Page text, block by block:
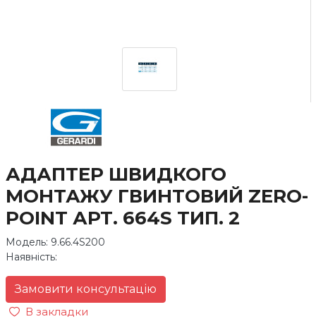
АДАПТЕР ШВИДКОГО
МОНТАЖУ ГВИНТОВИЙ ZERO-
POINT АРТ. 664S ТИП. 2
Модель: 9.66.4S200
Наявність:
Замовити консультацію
В закладки